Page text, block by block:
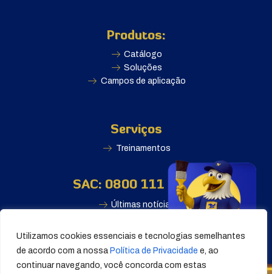
Utilizamos cookies essenciais e tecnologias semelhantes
de acordo com a nossa Política de Privacidade e, ao
continuar navegando, você concorda com estas
Produtos:
Catálogo
Soluções
Campos de aplicação
Serviços
Treinamentos
SAC: 0800 111 2500
Últimas notícias